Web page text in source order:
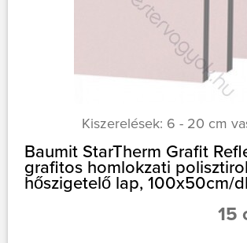
Kiszerelések: 6 - 20 cm
Baumit StarTherm Grafit
grafitos homlokzati polisztirol
hőszigetelő lap, 100x50cm/
15